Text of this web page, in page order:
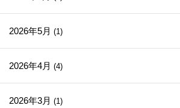
2026年5月 (1)
2026年4月 (4)
2026年3月 (1)